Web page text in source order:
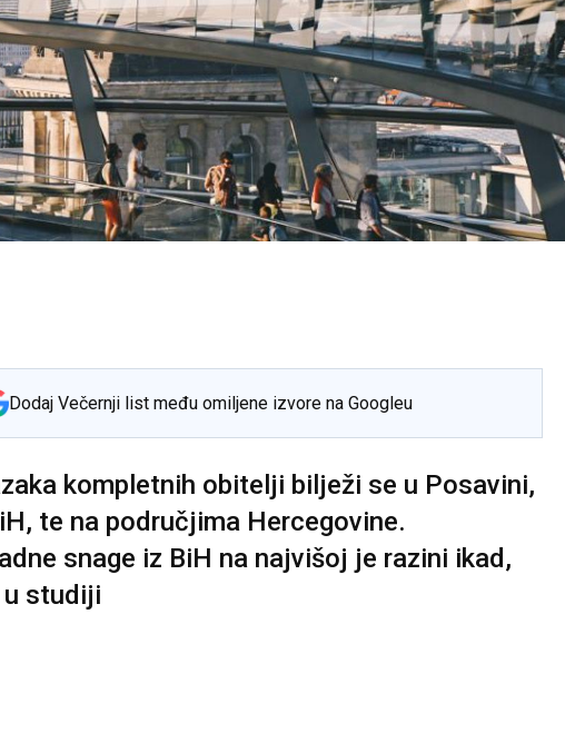
Dodaj Večernji list među omiljene izvore na Googleu
kompletnih obitelji bilježi se u Posavini,
te na područjima Hercegovine.
snage iz BiH na najvišoj je razini ikad,
u studiji